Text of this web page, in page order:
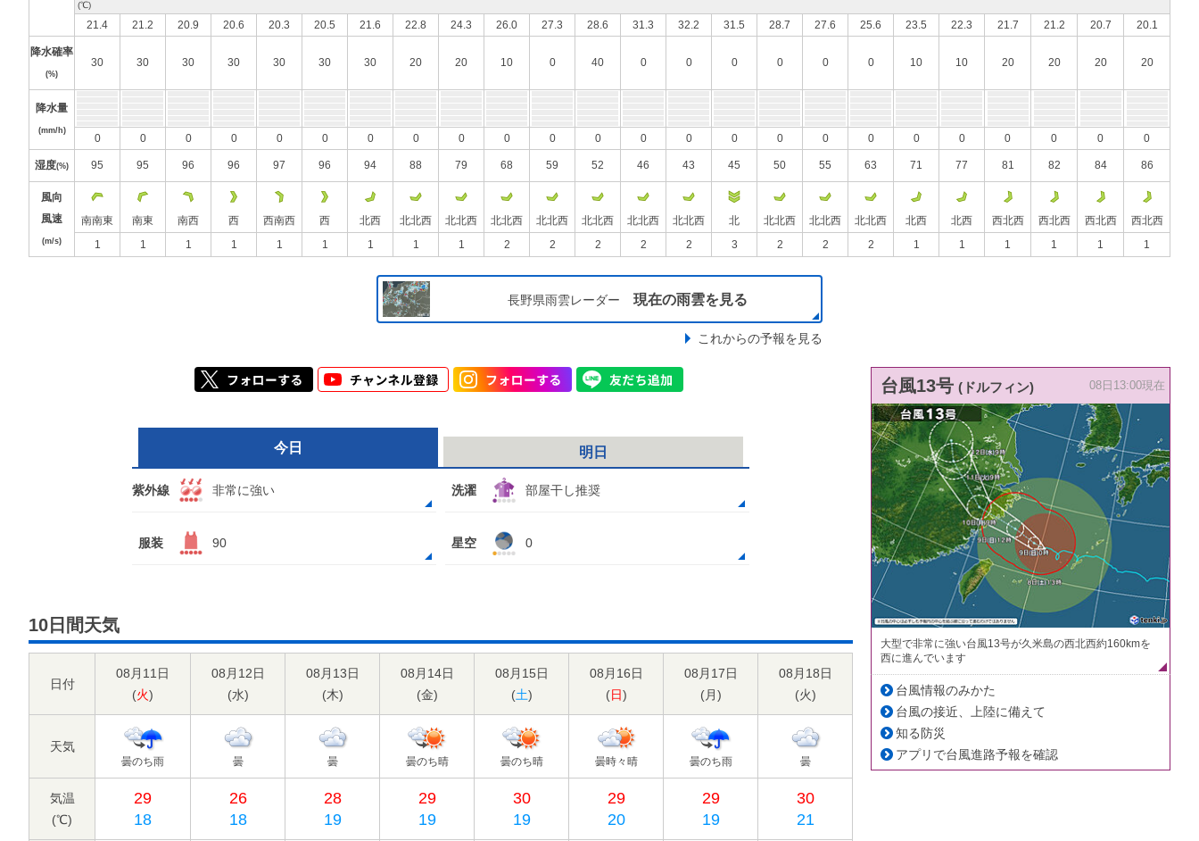
21.4 21.2 20.9 20.6 20.3 20.5 21.6 22.8 24.3 26.0 27.3 28.6 31.3 32.2 31.5 28.7 27.6 25.6 23.5 22.3 21.7 21.2 20.7 20.1
降水確率
(%)
30 30 30 30 30 30 30 20 20 10 0 40 0 0 0 0 0 0 10 10 20 20 20 20
降水量
(mm/h)
0 0 0 0 0 0 0 0 0 0 0 0 0 0 0 0 0 0 0 0 0 0 0 0
湿度(%) 95 95 96 96 97 96 94 88 79 68 59 52 46 43 45 50 55 63 71 77 81 82 84 86
風向
風速
(m/s)
南南東 南東 南西 西 西南西 西 北西 北北西 北北西 北北西 北北西 北北西 北北西 北北西 北 北北西 北北西 北北西 北西 北西 西北西 西北西 西北西
西北西
1
1 1 1 1 1 1 1 1 2 2 2 2 2 3 2 2 2 1 1 1 1 1 1
長野県雨雲レーダー 現在の雨雲を見る
これからの予報を見る
今日 明日
紫外線 非常に強い 洗濯 部屋干し推奨
服装 90 星空 0
10日間天気
日付
08月11日
(火)
08月12日
(水)
08月13日
(木)
08月14日
(金)
08月15日
(土)
08月16日
(日)
08月17日
(月)
08月18日
(火)
天気
曇のち雨 曇 曇 曇のち晴 曇のち晴 曇時々晴 曇のち雨 曇
気温
(℃)
29
18
26
18
28
19
29
19
30
19
29
20
29
19
30
21
台風13号 (ドルフィン) 08日13:00現在
大型で非常に強い台風13号が久米島の西北西約160kmを
西に進んでいます
台風情報のみかた
台風の接近、上陸に備えて
知る防災
アプリで台風進路予報を確認